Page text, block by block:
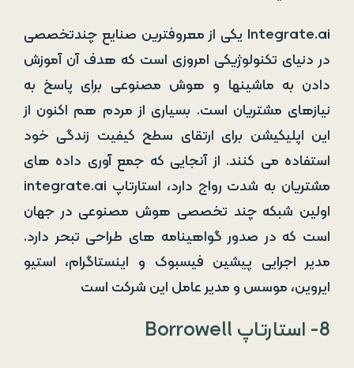
Integrate.ai یکی از معروفترین صنایع چندتخصصی
در دنیای تکنولوژیکی امروزی است که هدف آن آموزش
دادن به ماشینها و هوش مصنوعی برای پاسخ به
نیازهای مشتریان است. بسیاری از مردم هم اکنون از
این اپلیکیشن برای ارتقای سطح کیفیت زندگی خود
استفاده می کنند. از آنجایی که جمع آوری داده های
مشتریان به شدت رواج دارد، استارتاپ integrate.ai
اولین شبکه چند تخصصی هوش مصنوعی در جهان
است که در صدور گواهینامه های طراحی تبحر دارد.
مدیر اجرایی پیشین فیسبوک و اینستاگرام، استیو
ایروین، موسس و مدیر عامل این شرکت است
8- استارتاپ Borrowell